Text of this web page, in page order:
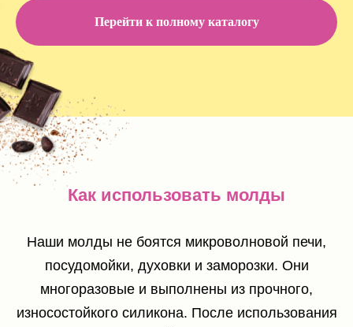
Перейти к полному каталогу
Как использовать молды
Наши молды не боятся микроволновой печи,
посудомойки, духовки и заморозки. Они
многоразовые и выполнены из прочного,
износостойкого силикона. После использования